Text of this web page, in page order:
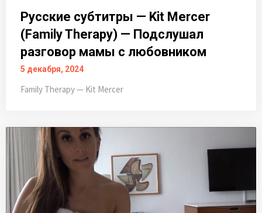
Русские субтитры — Kit Mercer
(Family Therapy) — Подслушал
разговор мамы с любовником
5 декабря, 2024
Family Therapy — Kit Mercer